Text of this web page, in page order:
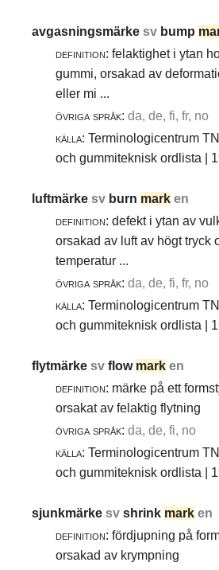
avgasningsmärkesv bump
definition: felaktighet i ytan
gummi, orsakad av
eller mi ...
övriga språk: da, de, fi, fr, no
källa: Terminologicentrum
och gummiteknisk ordlista |
luftmärkesv burn mark en
definition: defekt i ytan av
orsakad av luft av högt tryck
temperatur ...
övriga språk: da, de, fi, fr, no
källa: Terminologicentrum
och gummiteknisk ordlista |
flytmärkesvflow mark en
definition: märke på ett
orsakat av felaktig flytning
övriga språk: da, de, fi, no
källa: Terminologicentrum
och gummiteknisk ordlista |
sjunkmärkesvshrink mark en
definition: fördjupning på
orsakad av krympning